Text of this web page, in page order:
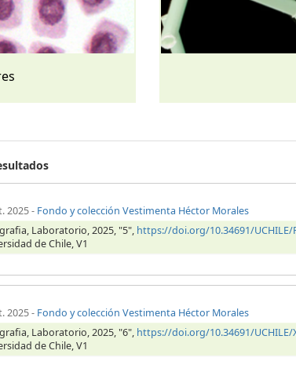
2025- Fondo y colección Vestimenta Héctor Morales
Laboratorio, 2025, "5", https://doi.org/10.34691/UCHILE/
de Chile, V1
2025- Fondo y colección Vestimenta Héctor Morales
Laboratorio, 2025, "6", https://doi.org/10.34691/UCHILE/
de Chile, V1